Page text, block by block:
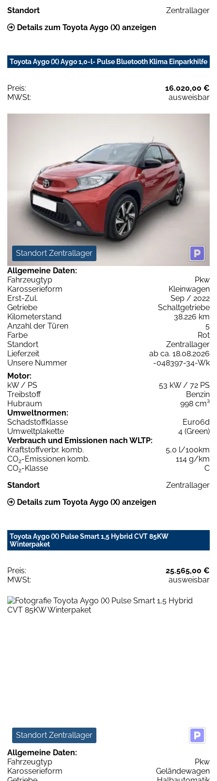
Standort
Zentrallager
Details zum Toyota Aygo (X) anzeigen
Toyota Aygo (X) Aygo 1,0-l- Pulse Bluetooth Klima Einparkhilfe
Preis:
16.020,00 €
MWSt:
ausweisbar
Standort Zentrallager
Allgemeine Daten:
Fahrzeugtyp
Pkw
Karosserieform
Kleinwagen
Erst-Zul.
Sep / 2022
Getriebe
Schaltgetriebe
Kilometerstand
38.226 km
Anzahl der Türen
5
Farbe
Rot
Standort
Zentrallager
Lieferzeit
ab ca. 18.08.2026
Unsere Nummer
-048397-34-Wk
Motor:
kW / PS
53 kW / 72 PS
Treibstoff
Benzin
Hubraum
998 cm³
Umweltnormen:
Schadstoffklasse
Euro6d
Umweltplakette
4 (Green)
Verbrauch und Emissionen nach WLTP:
Kraftstoffverbr. komb.
5,0 l/100km
CO2-Emissionen komb.
114 g/km
CO2-Klasse
C
Standort
Zentrallager
Details zum Toyota Aygo (X) anzeigen
Toyota Aygo (X) Pulse Smart 1,5 Hybrid CVT 85KW
Winterpaket
Preis:
25.565,00 €
MWSt:
ausweisbar
Standort Zentrallager
Allgemeine Daten:
Fahrzeugtyp
Pkw
Karosserieform
Geländewagen